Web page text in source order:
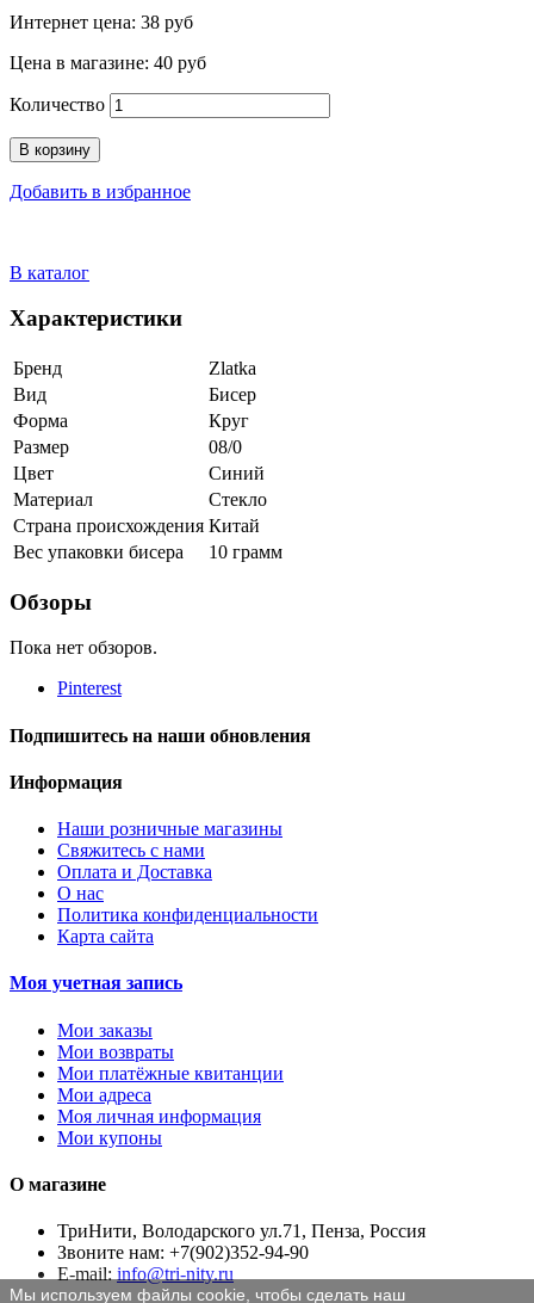
Интернет цена: 38 руб
Цена в магазине: 40 руб
Количество
В корзину
Добавить в избранное
В каталог
Характеристики
Бренд
Zlatka
Вид
Бисер
Форма
Круг
Размер
08/0
Цвет
Синий
Материал
Стекло
Страна происхождения Китай
Вес упаковки бисера
10 грамм
Обзоры
Пока нет обзоров.
Pinterest
Подпишитесь на наши обновления
Информация
Наши розничные магазины
Свяжитесь с нами
Оплата и Доставка
О нас
Политика конфиденциальности
Карта сайта
Моя учетная запись
Мои заказы
Мои возвраты
Мои платёжные квитанции
Мои адреса
Моя личная информация
Мои купоны
О магазине
ТриНити, Володарского ул.71, Пенза, Россия
Звоните нам: +7(902)352-94-90
E-mail: info@tri-nity.ru
Мы используем файлы cookie, чтобы сделать наш